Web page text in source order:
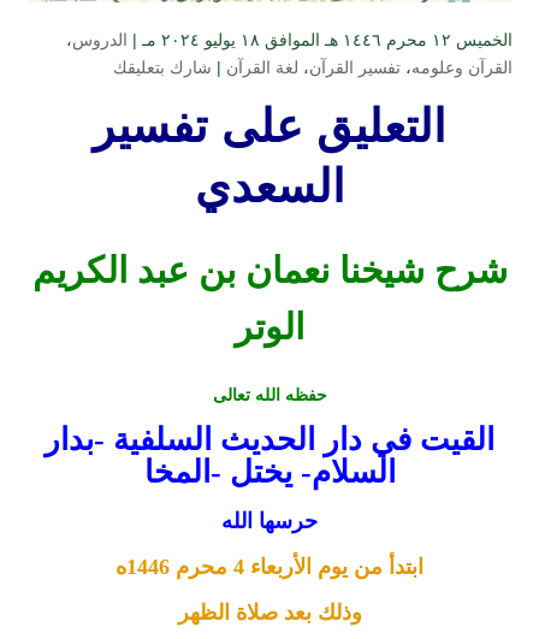
الخميس ۱۲ محرم ۱٤٤٦ هـ الموافق ۱۸ يوليو ۲۰۲٤ مـ | الدروس،
القرآن وعلومه، تفسير القرآن، لغة القرآن | شارك بتعليقك
التعليق على تفسير
السعدي
شرح شيخنا نعمان بن عبد الكريم
الوتر
حفظه الله تعالى
القيت في دار الحديث السلفية -بدار
السلام- يختل -المخا
حرسها الله
ابتدأ من يوم الأربعاء 4 محرم 1446ه
وذلك بعد صلاة الظهر